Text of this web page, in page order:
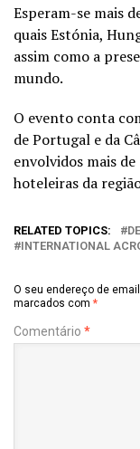
Esperam-se mais
quais Estónia,
assim como a
mundo.
O evento conta
de Portugal e da
envolvidos mais
hoteleiras da
RELATED TOPICS:
INTERNATIONAL
O seu endereço de
marcados com *
Comentário *